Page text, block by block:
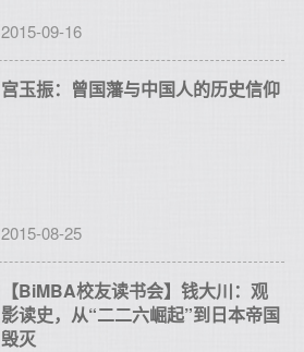
2015-09-16
宫玉振：曾国藩与中国人的历史信仰
2015-08-25
【BiMBA校友读书会】钱大川：观
影读史，从“二二六崛起”到日本帝国
毁灭